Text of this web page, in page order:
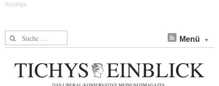
Suche nach: Menü